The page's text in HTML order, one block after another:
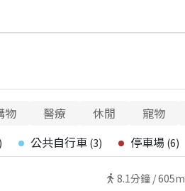
物 醫療 休閒 寵物
) 公共自行車 (3) 停車場 (6)
8.1分鐘 /605m